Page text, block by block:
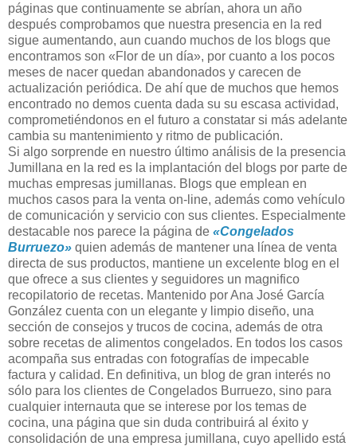
páginas que continuamente se abrían, ahora un año
después comprobamos que nuestra presencia en la red
sigue aumentando, aun cuando muchos de los blogs que
encontramos son «Flor de un día», por cuanto a los pocos
meses de nacer quedan abandonados y carecen de
actualización periódica. De ahí que de muchos que hemos
encontrado no demos cuenta dada su su escasa actividad,
comprometiéndonos en el futuro a constatar si más adelante
cambia su mantenimiento y ritmo de publicación.
Si algo sorprende en nuestro último análisis de la presencia
Jumillana en la red es la implantación del blogs por parte de
muchas empresas jumillanas. Blogs que emplean en
muchos casos para la venta on-line, además como vehículo
de comunicación y servicio con sus clientes. Especialmente
destacable nos parece la página de «Congelados
Burruezo» quien además de mantener una línea de venta
directa de sus productos, mantiene un excelente blog en el
que ofrece a sus clientes y seguidores un magnifico
recopilatorio de recetas. Mantenido por Ana José García
González cuenta con un elegante y limpio diseño, una
sección de consejos y trucos de cocina, además de otra
sobre recetas de alimentos congelados. En todos los casos
acompaña sus entradas con fotografías de impecable
factura y calidad. En definitiva, un blog de gran interés no
sólo para los clientes de Congelados Burruezo, sino para
cualquier internauta que se interese por los temas de
cocina, una página que sin duda contribuirá al éxito y
consolidación de una empresa jumillana, cuyo apellido está